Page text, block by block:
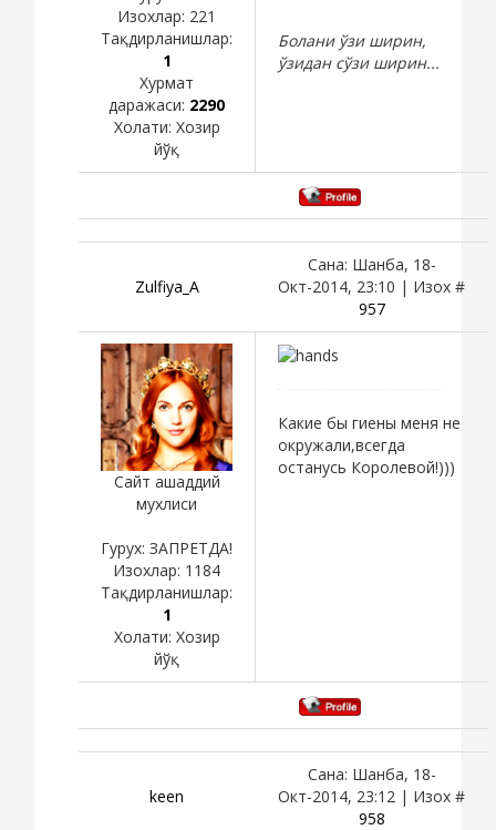
Изохлар: 221
Тақдирланишлар:
1
Хурмат
даражаси: 2290
Холати: Хозир
йўқ
Болани ўзи ширин,
ўзидан сўзи ширин...
Zulfiya_A
Сана: Шанба, 18-
Окт-2014, 23:10 | Изох #
957
Сайт ашаддий
мухлиси
Гурух: ЗАПРЕТДА!
Изохлар: 1184
Тақдирланишлар:
1
Холати: Хозир
йўқ
Какие бы гиены меня не
окружали,всегда
останусь Королевой!)))
keen
Сана: Шанба, 18-
Окт-2014, 23:12 | Изох #
958